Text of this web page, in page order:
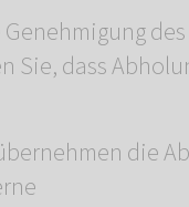
des
Sie, dass
die